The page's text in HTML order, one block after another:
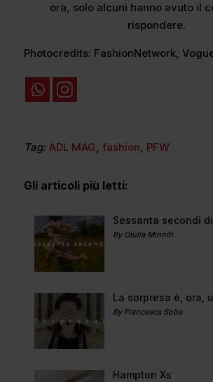
ora, solo alcuni hanno avuto il
rispondere.
Photocredits: FashionNetwork,
Tag: ADL MAG, fashion, PFW
Gli articoli più letti:
Sessanta secondi
By Giulia Minniti
La sorpresa è, ora,
By Francesca Soba
Hampton Xs